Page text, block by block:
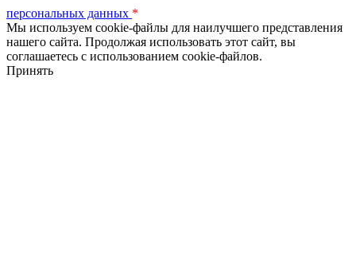
персональных данных *
Мы используем cookie-файлы для наилучшего представления
нашего сайта. Продолжая использовать этот сайт, вы
соглашаетесь с использованием cookie-файлов.
Принять